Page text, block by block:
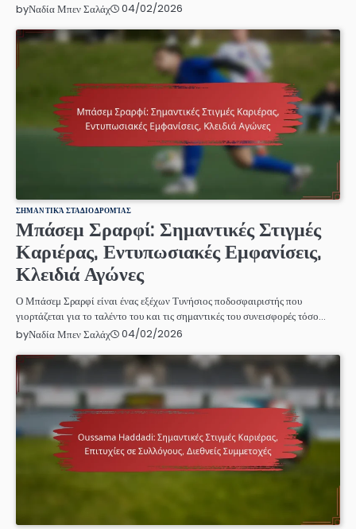
byΝαδία Μπεν Σαλάχ 04/02/2026
ΣΗΜΑΝΤΙΚΆ ΣΤΑΔΙΟΔΡΟΜΊΑΣ
Μπάσεμ Σραρφί: Σημαντικές Στιγμές
Καριέρας, Εντυπωσιακές Εμφανίσεις,
Κλειδιά Αγώνες
Ο Μπάσεμ Σραρφί είναι ένας εξέχων Τυνήσιος ποδοσφαιριστής που
γιορτάζεται για το ταλέντο του και τις σημαντικές του συνεισφορές τόσο…
byΝαδία Μπεν Σαλάχ 04/02/2026